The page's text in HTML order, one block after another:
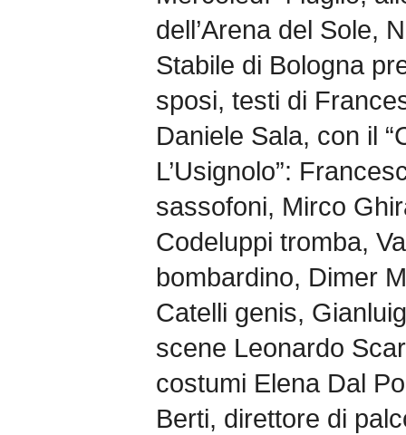
dell’Arena del Sole,
Stabile di Bologna
sposi, testi di
Daniele Sala, con il
L’Usignolo”:
sassofoni, Mirco
Codeluppi tromba,
bombardino, Dimer
Catelli genis,
scene Leonardo
costumi Elena Dal
Berti, direttore di